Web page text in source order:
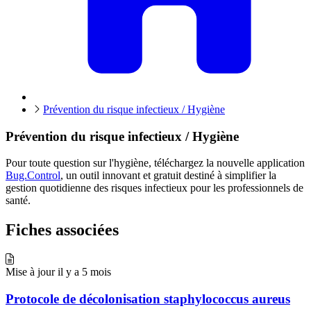
Prévention du risque infectieux / Hygiène
Prévention du risque infectieux / Hygiène
Pour toute question sur l'hygiène, téléchargez la nouvelle application
Bug.Control, un outil innovant et gratuit destiné à simplifier la
gestion quotidienne des risques infectieux pour les professionnels de
santé.
Fiches associées
Mise à jour il y a 5 mois
Protocole de décolonisation staphylococcus aureus